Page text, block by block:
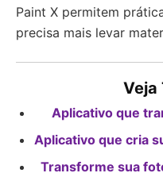
Paint X permitem
precisa mais levar
Veja
Aplicativo que
Aplicativo que cria
Transforme sua